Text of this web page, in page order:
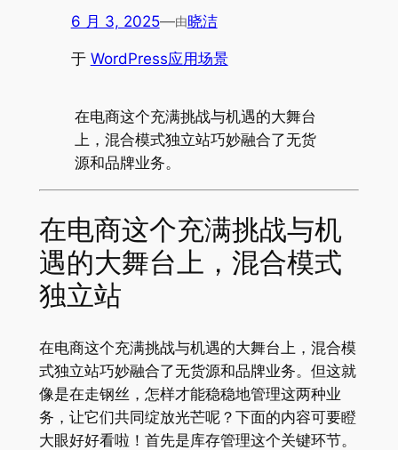
6 月 3, 2025—由晓洁
于 WordPress应用场景
在电商这个充满挑战与机遇的大舞台
上，混合模式独立站巧妙融合了无货
源和品牌业务。
在电商这个充满挑战与机
遇的大舞台上，混合模式
独立站
在电商这个充满挑战与机遇的大舞台上，混合模
式独立站巧妙融合了无货源和品牌业务。但这就
像是在走钢丝，怎样才能稳稳地管理这两种业
务，让它们共同绽放光芒呢？下面的内容可要瞪
大眼好好看啦！首先是库存管理这个关键环节。